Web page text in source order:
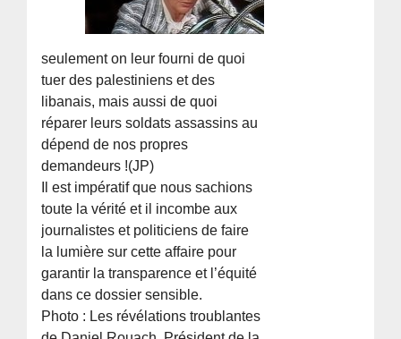
seulement on leur fourni de quoi
tuer des palestiniens et des
libanais, mais aussi de quoi
réparer leurs soldats assassins au
dépend de nos propres
demandeurs !(JP)
Il est impératif que nous sachions
toute la vérité et il incombe aux
journalistes et politiciens de faire
la lumière sur cette affaire pour
garantir la transparence et l’équité
dans ce dossier sensible.
Photo : Les révélations troublantes